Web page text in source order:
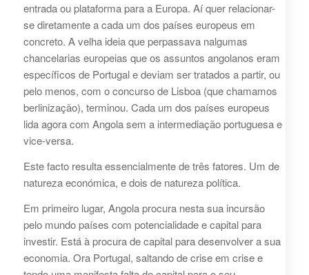
entrada ou plataforma para a Europa. Aí quer relacionar-
se diretamente a cada um dos países europeus em
concreto. A velha ideia que perpassava nalgumas
chancelarias europeias que os assuntos angolanos eram
específicos de Portugal e deviam ser tratados a partir, ou
pelo menos, com o concurso de Lisboa (que chamamos
berlinização), terminou. Cada um dos países europeus
lida agora com Angola sem a intermediação portuguesa e
vice-versa.
Este facto resulta essencialmente de três fatores. Um de
natureza económica, e dois de natureza política.
Em primeiro lugar, Angola procura nesta sua incursão
pelo mundo países com potencialidade e capital para
investir. Está à procura de capital para desenvolver a sua
economia. Ora Portugal, saltando de crise em crise e